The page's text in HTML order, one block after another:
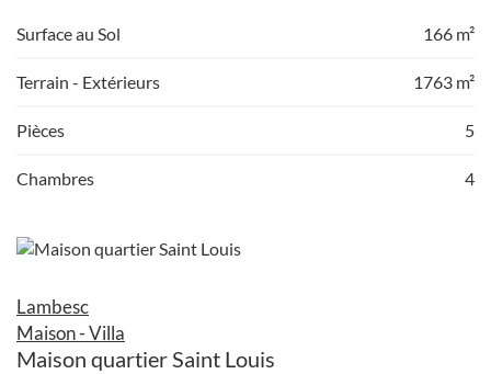
Surface au Sol 166 m²
Terrain - Extérieurs 1763 m²
Pièces 5
Chambres 4
Lambesc
Maison - Villa
Maison quartier Saint Louis